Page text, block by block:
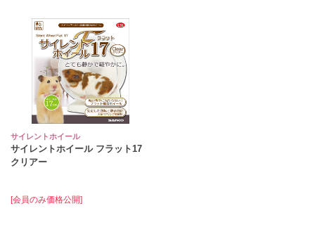
サイレントホイール
サイレントホイール フラット17
クリアー
[会員のみ価格公開]